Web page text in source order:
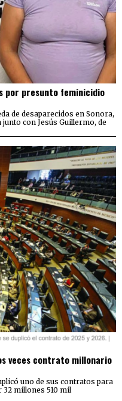
por presunto feminicidio
de desaparecidos en Sonora,
con Jesús Guillermo, de
veces contrato millonario
uno de sus contratos para
millones 510 mil